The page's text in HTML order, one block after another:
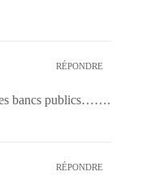
RÉPONDRE
bancs publics…….
RÉPONDRE